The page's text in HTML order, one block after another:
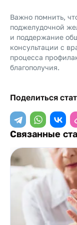
Важно помнить,
поджелудочной
и поддержание
консультации с
процесса
благополучия.
Поделиться
Связанные